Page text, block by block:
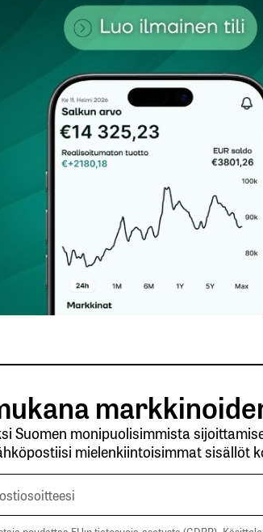
uutiskirje
Suomen monipuolisimmista
mielenkiintoisimmat sisällöt